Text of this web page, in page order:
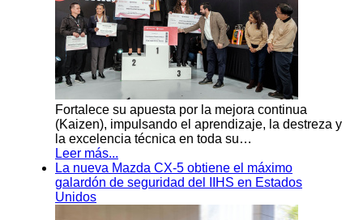
Fortalece su apuesta por la mejora continua
(Kaizen), impulsando el aprendizaje, la destreza y
la excelencia técnica en toda su…
Leer más...
La nueva Mazda CX-5 obtiene el máximo
galardón de seguridad del IIHS en Estados
Unidos